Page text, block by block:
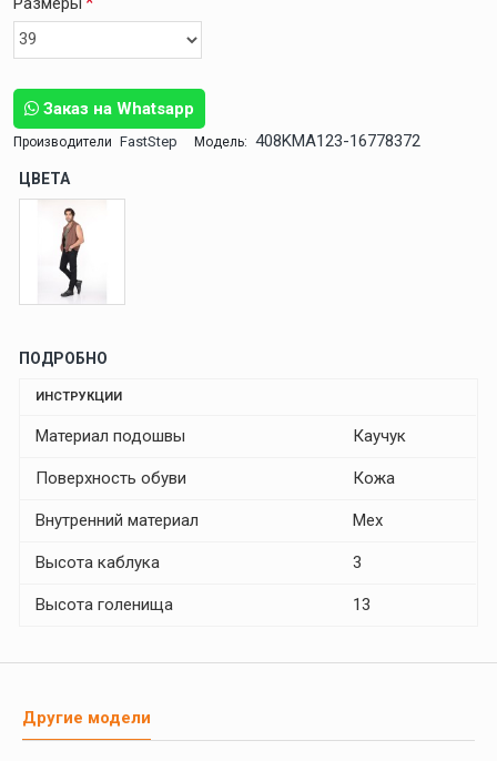
Заказ на Whatsapp
Производители FastStep Модель: 408KMA123-16778372
ЦВЕТА
ПОДРОБНО
ИНСТРУКЦИИ
Материал подошвы Каучук
Поверхность обуви Кожа
Внутренний материал Мех
Высота каблука 3
Высота голенища 13
Другие модели